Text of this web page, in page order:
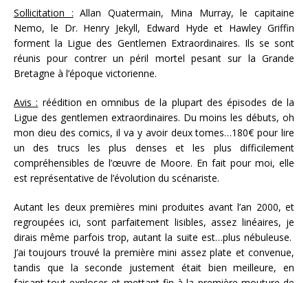
Sollicitation : Allan Quatermain, Mina Murray, le capitaine
Nemo, le Dr. Henry Jekyll, Edward Hyde et Hawley Griffin
forment la Ligue des Gentlemen Extraordinaires. Ils se sont
réunis pour contrer un péril mortel pesant sur la Grande
Bretagne à l’époque victorienne.
Avis : réédition en omnibus de la plupart des épisodes de la
Ligue des gentlemen extraordinaires. Du moins les débuts, oh
mon dieu des comics, il va y avoir deux tomes…180€ pour lire
un des trucs les plus denses et les plus difficilement
compréhensibles de l’œuvre de Moore. En fait pour moi, elle
est représentative de l’évolution du scénariste.
Autant les deux premières mini produites avant l’an 2000, et
regroupées ici, sont parfaitement lisibles, assez linéaires, je
dirais même parfois trop, autant la suite est…plus nébuleuse.
J’ai toujours trouvé la première mini assez plate et convenue,
tandis que la seconde justement était bien meilleure, en